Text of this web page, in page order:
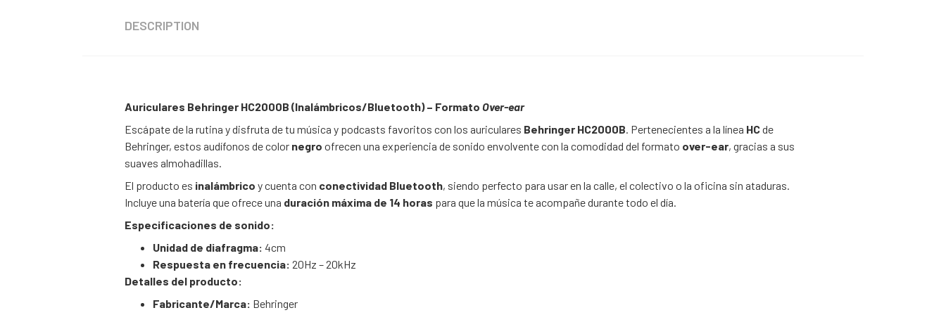
DESCRIPTION
Auriculares Behringer HC2000B (Inalámbricos/Bluetooth) – Formato Over-ear
Escápate de la rutina y disfruta de tu música y podcasts favoritos con los auriculares Behringer HC2000B. Pertenecientes a la línea HCde
Behringer, estos audífonos de color negro ofrecen una experiencia de sonido envolvente con la comodidad del formato over-ear, gracias a sus
suaves almohadillas.
El producto es inalámbrico y cuenta con conectividad Bluetooth, siendo perfecto para usar en la calle, el colectivo o la oficina sin ataduras.
Incluye una batería que ofrece una duración máxima de 14 horas para que la música te acompañe durante todo el día.
Especificaciones de sonido:
Unidad de diafragma: 4cm
Respuesta en frecuencia: 20Hz – 20kHz
Detalles del producto:
Fabricante/Marca: Behringer